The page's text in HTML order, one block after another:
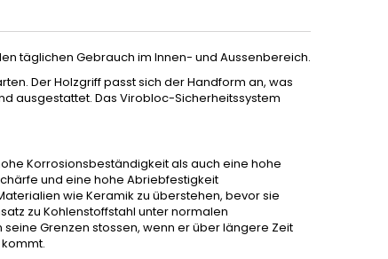
täglichen Gebrauch im Innen- und Aussenbereich.
Der Holzgriff passt sich der Handform an, was
ausgestattet. Das Virobloc-Sicherheitssystem
Korrosionsbeständigkeit als auch eine hohe
und eine hohe Abriebfestigkeit
wie Keramik zu überstehen, bevor sie
zu Kohlenstoffstahl unter normalen
Grenzen stossen, wenn er über längere Zeit